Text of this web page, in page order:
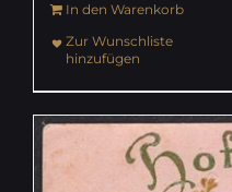
In den Warenkorb
Zur Wunschliste
hinzufügen